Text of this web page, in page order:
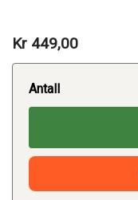
Kr 449,00
Antall